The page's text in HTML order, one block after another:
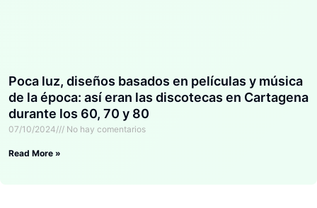
Poca luz, diseños basados en películas y música
de la época: así eran las discotecas en Cartagena
durante los 60, 70 y 80
07/10/2024 No hay comentarios
Read More »